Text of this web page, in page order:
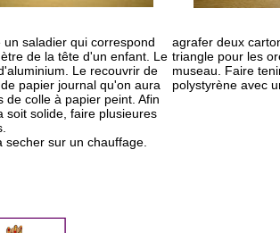
un saladier qui correspond
de la tête d'un enfant. Le
Le recouvrir de
papier journal qu'on aura
de colle à papier peint. Afin
soit solide, faire plusieures
secher sur un chauffage.
agrafer deux
triangle pour les
museau. Faire
polystyrène avec